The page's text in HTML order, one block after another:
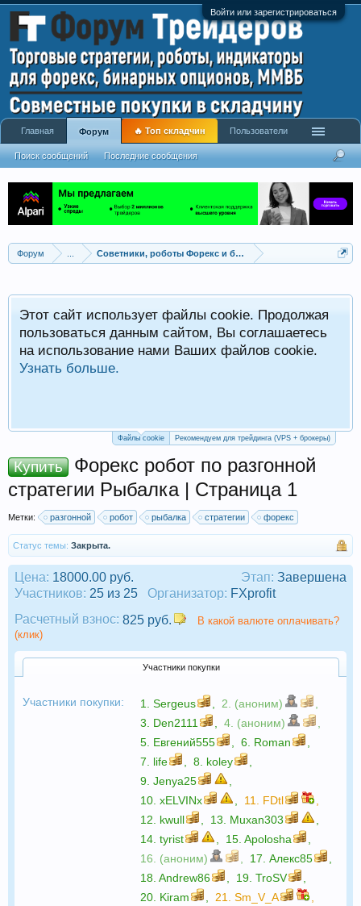
Войти или зарегистрироваться
Форум Советники, роботы Форекс и бинарных опционов
Этот сайт использует файлы cookie. Продолжая
пользоваться данным сайтом, Вы соглашаетесь
на использование нами Ваших файлов cookie.
Узнать больше.
Файлы cookie Рекомендуем для трейдинга (VPS + брокеры)
Купить
Форекс робот по разгонной
стратегии Рыбалка | Страница 1
Метки: разгонной робот рыбалка стратегии форекс
Статус темы: Закрыта.
Этап: Завершена
Цена: 18000.00 руб.
Участников: 25 из 25 Организатор: FXprofit
Расчетный взнос: 825 руб.
В какой валюте оплачивать?
(клик)
Участники покупки
Участники покупки: 1. Sergeus 2. (аноним)
3. Den2111 4. (аноним)
5. Евгений555 6. Roman
7. life 8. koley
9. Jenya25
10. xELVINx 11. FDtl
12. kwull 13. Muxan303
14. tyrist 15. Apolosha
16. (аноним)
17. Алекс85
18. Andrew86 19. TroSV
20. Kiram 21. Sm_V_A
Главная Форум
Поиск сообщений Последние сообщения
🔥 Топ складчин Пользователи